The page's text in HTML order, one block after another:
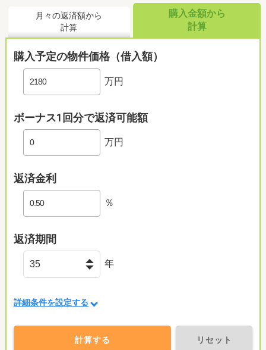
月々の返済額から
計算
購入金額から
計算
購入予定の物件価格（借入額）
万円
ボーナス1回分で返済可能額
万円
返済金利
％
返済期間
年
詳細条件を設定する
計算する リセット